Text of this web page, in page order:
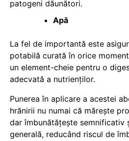
patogeni dăunători.
Apă
La fel de importantă este
potabilă curată în orice
un element-cheie pentru o
adecvată a nutrienților.
Punerea în aplicare a acestei
hrănirii nu numai că mărește
dar îmbunătățește semnificativ
generală, reducând riscul de